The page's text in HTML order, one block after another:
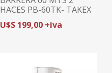
HACES PB-60TK- TAKEX
U$S 199,00 +iva